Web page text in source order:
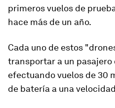
primeros vuelos de
hace más de un año.
Cada uno de estos
transportar a un pasajero
efectuandovuelos de 30
de batería a una